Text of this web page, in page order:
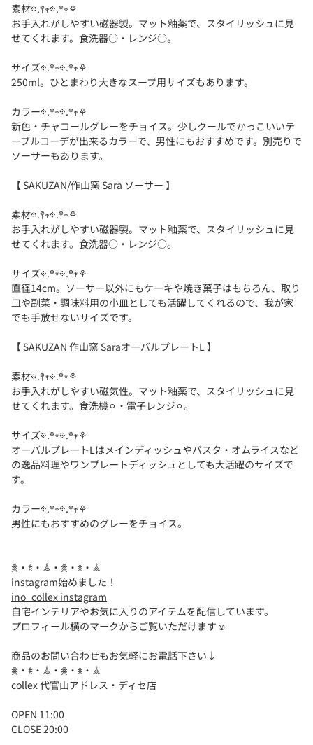
素材𖡼.𖤣𖥧𖡼.𖤣𖥧⚘
お手入れがしやすい磁器製。マット釉薬で、スタイリッシュに見
せてくれます。食洗器○・レンジ○。
サイズ𖡼.𖤣𖥧𖡼.𖤣𖥧⚘
250ml。ひとまわり大きなスープ用サイズもあります。
カラー𖡼.𖤣𖥧𖡼.𖤣𖥧⚘
新色・チャコールグレーをチョイス。少しクールでかっこいいテ
ーブルコーデが出来るカラーで、男性にもおすすめです。別売りで
ソーサーもあります。
【 SAKUZAN/作山窯 Sara ソーサー 】
素材𖡼.𖤣𖥧𖡼.𖤣𖥧⚘
お手入れがしやすい磁器製。マット釉薬で、スタイリッシュに見
せてくれます。食洗器○・レンジ○。
サイズ𖡼.𖤣𖥧𖡼.𖤣𖥧⚘
直径14cm。ソーサー以外にもケーキや焼き菓子はもちろん、取り
皿や副菜・調味料用の小皿としても活躍してくれるので、我が家
でも手放せないサイズです。
【 SAKUZAN 作山窯 SaraオーバルプレートL 】
素材𖡼.𖤣𖥧𖡼.𖤣𖥧⚘
お手入れがしやすい磁気性。マット釉薬で、スタイリッシュに見
せてくれます。食洗機⚪︎・電子レンジ⚪︎。
サイズ𖡼.𖤣𖥧𖡼.𖤣𖥧⚘
オーバルプレートLはメインディッシュやパスタ・オムライスなど
の逸品料理やワンプレートディッシュとしても大活躍のサイズで
す。
カラー𖡼.𖤣𖥧𖡼.𖤣𖥧⚘
男性にもおすすめのグレーをチョイス。
𖠰・𖥍・𖣰・𖠰・𖥍・𖣰
instagram始めました！
ino_collex instagram
自宅インテリアやお気に入りのアイテムを配信しています。
プロフィール横のマークからご覧いただけます☺︎
商品のお問い合わせもお気軽にお電話下さい↓
𖠰・𖥍・𖣰・𖠰・𖥍・𖣰
collex 代官山アドレス・ディセ店
OPEN 11:00
CLOSE 20:00